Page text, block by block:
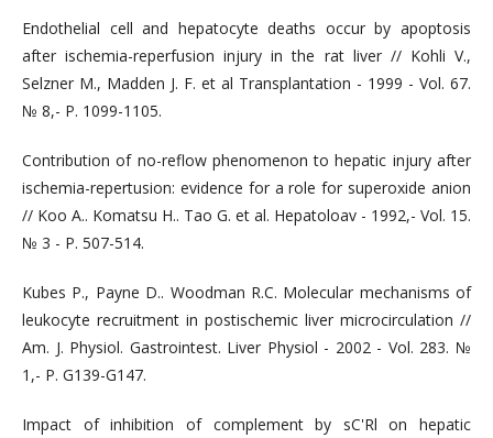
Endothelial cell and hepatocyte deaths occur by apoptosis
after ischemia-reperfusion injury in the rat liver // Kohli V.,
Selzner M., Madden J. F. et al Transplantation - 1999 - Vol. 67.
№ 8,- P. 1099-1105.
Contribution of no-reflow phenomenon to hepatic injury after
ischemia-repertusion: evidence for a role for superoxide anion
// Koo A.. Komatsu H.. Tao G. et al. Hepatoloav - 1992,- Vol. 15.
№ 3 - P. 507-514.
Kubes P., Payne D.. Woodman R.C. Molecular mechanisms of
leukocyte recruitment in postischemic liver microcirculation //
Am. J. Physiol. Gastrointest. Liver Physiol - 2002 - Vol. 283. №
1,- P. G139-G147.
Impact of inhibition of complement by sC'Rl on hepatic